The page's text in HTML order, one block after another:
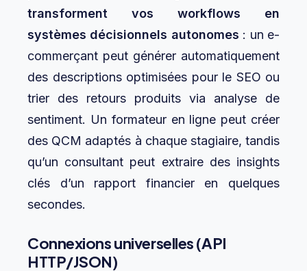
transforment vos workflows en
systèmes décisionnels autonomes : un e-
commerçant peut générer automatiquement
des descriptions optimisées pour le SEO ou
trier des retours produits via analyse de
sentiment. Un formateur en ligne peut créer
des QCM adaptés à chaque stagiaire, tandis
qu’un consultant peut extraire des insights
clés d’un rapport financier en quelques
secondes.
Connexions universelles (API
HTTP/JSON)